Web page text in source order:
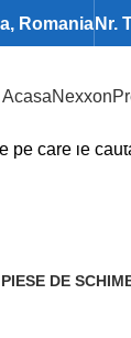
Romania Nr.
AcasaNexxon
PIESE DE
pe care le